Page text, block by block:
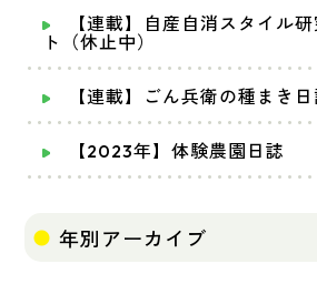
【連載】自産自消スタイル
ト（休止中）
【連載】ごん兵衛の種まき
【2023年】体験農園日誌
年別アーカイブ